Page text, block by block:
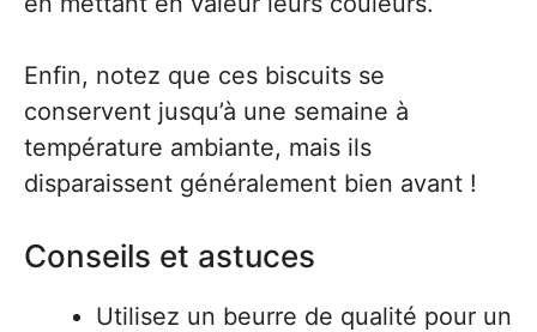
Enfin, notez que ces biscuits se
conservent jusqu’à une semaine à
température ambiante, mais ils
disparaissent généralement bien avant !
Conseils et astuces
Utilisez un beurre de qualité pour un